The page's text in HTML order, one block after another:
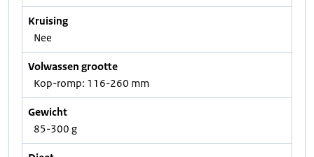
Kruising
Nee
Volwassen grootte
Kop-romp: 116-260 mm
Gewicht
85-300 g